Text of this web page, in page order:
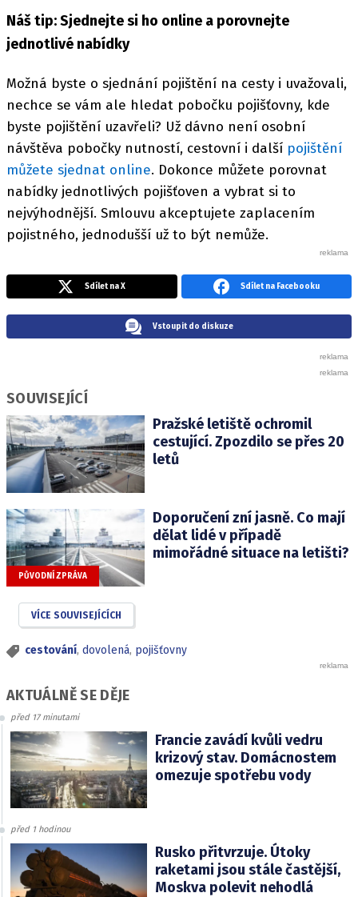
Náš tip: Sjednejte si ho online a porovnejte
jednotlivé nabídky
Možná byste o sjednání pojištění na cesty i uvažovali,
nechce se vám ale hledat pobočku pojišťovny, kde
byste pojištění uzavřeli? Už dávno není osobní
návštěva pobočky nutností, cestovní i další pojištění
můžete sjednat online. Dokonce můžete porovnat
nabídky jednotlivých pojišťoven a vybrat si to
nejvýhodnější. Smlouvu akceptujete zaplacením
pojistného, jednodušší už to být nemůže.
Sdílet na X Sdílet na Facebooku
Vstoupit do diskuze
SOUVISEJÍCÍ
Pražské letiště ochromil
cestující. Zpozdilo se přes 20
letů
PŮVODNÍ ZPRÁVA
Doporučení zní jasně. Co mají
dělat lidé v případě
mimořádné situace na letišti?
VÍCE SOUVISEJÍCÍCH
cestování, dovolená, pojišťovny
AKTUÁLNĚ SE DĚJE
před 17 minutami
Francie zavádí kvůli vedru
krizový stav. Domácnostem
omezuje spotřebu vody
před 1 hodinou
Rusko přitvrzuje. Útoky
raketami jsou stále častější,
Moskva polevit nehodlá